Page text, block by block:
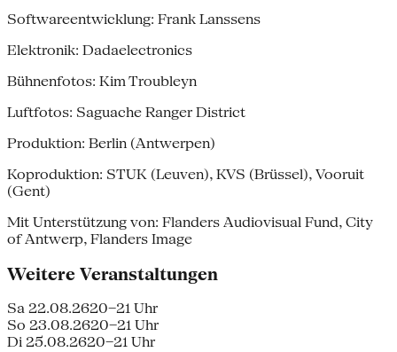
Softwareentwicklung: Frank Lanssens
Elektronik: Dadaelectronics
Bühnenfotos: Kim Troubleyn
Luftfotos: Saguache Ranger District
Produktion: Berlin (Antwerpen)
Koproduktion: STUK (Leuven), KVS (Brüssel), Vooruit
(Gent)
Mit Unterstützung von: Flanders Audiovisual Fund, City
of Antwerp, Flanders Image
Weitere Veranstaltungen
Sa 22.08.2620–21 Uhr
So 23.08.2620–21 Uhr
Di 25.08.2620–21 Uhr